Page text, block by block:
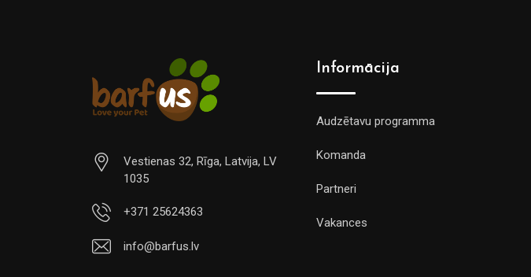
Vestienas 32, Rīga, Latvija, LV
1035
+371 25624363
info@barfus.lv
Informācija
Audzētavu programma
Komanda
Partneri
Vakances